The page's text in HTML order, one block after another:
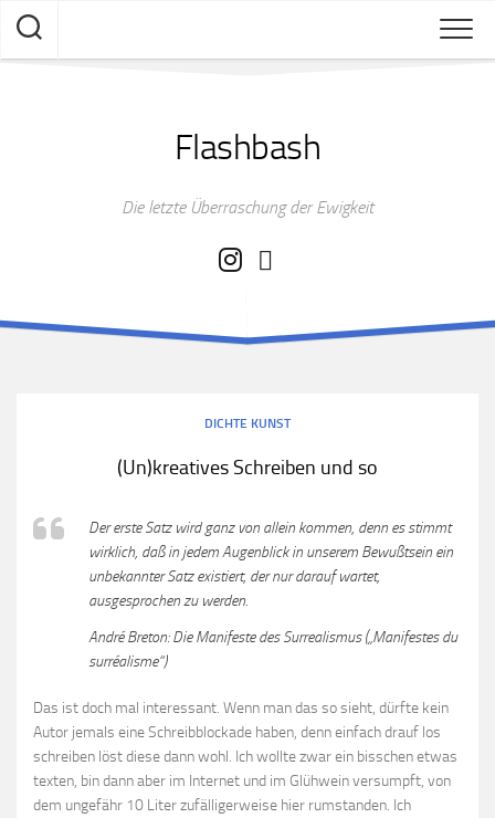
Skip
content
Flashbash
Die letzte Überraschung der Ewigkeit
DICHTE KUNST
(Un)kreatives Schreiben und so
Der erste Satz wird ganz von allein kommen, denn es stimmt
wirklich, daß in jedem Augenblick in unserem Bewußtsein ein
unbekannter Satz existiert, der nur darauf wartet,
ausgesprochen zu werden.
André Breton:Die Manifeste des Surrealismus(„Manifestes du
surréalisme“)
Das ist doch mal interessant. Wenn man das so sieht, dürfte kein
Autor jemals eine Schreibblockade haben, denn einfach drauf los
schreiben löst diese dann wohl. Ich wollte zwar ein bisschen etwas
texten, bin dann aber im Internet und im Glühwein versumpft, von
dem ungefähr 10 Liter zufälligerweise hier rumstanden. Ich